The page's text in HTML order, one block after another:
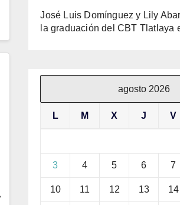
José Luis Domínguez y Lily
la graduación del CBT Tlatlaya
agosto 2026
L M X J V
3 4 5 6 7
10 11 12 13 14